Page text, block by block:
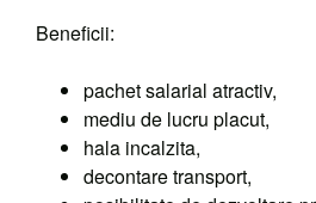
Beneficii:
pachet salarial atractiv,
mediu de lucru placut,
hala incalzita,
decontare transport,